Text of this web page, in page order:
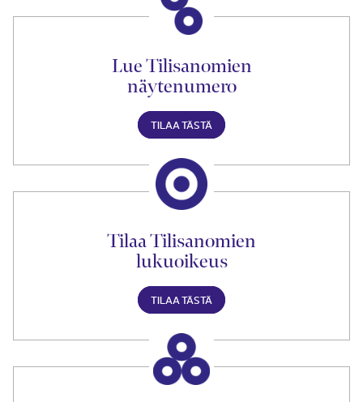
Lue Tilisanomien
näytenumero
TILAA TÄSTÄ
Tilaa Tilisanomien
lukuoikeus
TILAA TÄSTÄ